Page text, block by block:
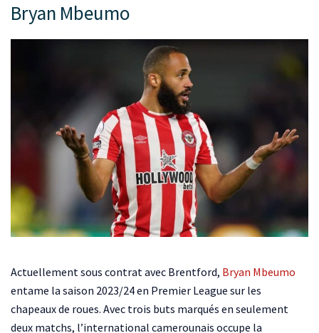
Bryan Mbeumo
Actuellement sous contrat avec Brentford, Bryan Mbeumo
entame la saison 2023/24 en Premier League sur les
chapeaux de roues. Avec trois buts marqués en seulement
deux matchs, l’international camerounais occupe la